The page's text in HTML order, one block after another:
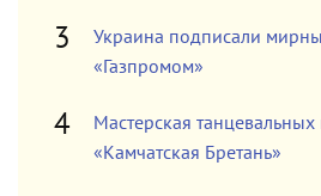
Украина подписали
«Газпромом»
Мастерская танцевальных
«Камчатская Бретань»